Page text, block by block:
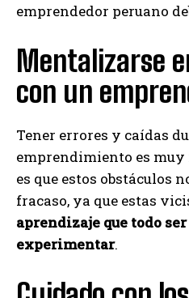
emprendedor peruano
Mentalizarse
con un
Tener errores y caídas
emprendimiento es
es que estos obstáculos
fracaso, ya que estas
aprendizaje que todo
experimentar.